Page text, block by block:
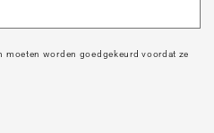
moeten worden goedgekeurd voordat ze